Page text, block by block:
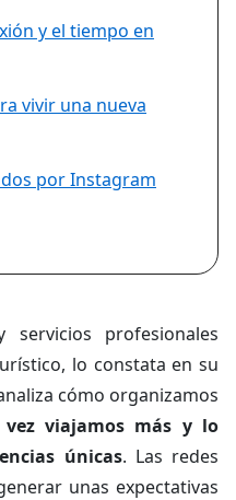
y el tiempo en
vivir una nueva
por Instagram
profesionales
lo constata en su
cómo organizamos
vez viajamos más y lo
únicas. Las redes
unas expectativas